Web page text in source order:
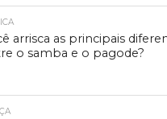
arrisca as principais
o samba e o pagode?